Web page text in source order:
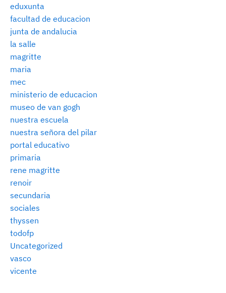
eduxunta
facultad de educacion
junta de andalucia
la salle
magritte
maria
mec
ministerio de educacion
museo de van gogh
nuestra escuela
nuestra señora del pilar
portal educativo
primaria
rene magritte
renoir
secundaria
sociales
thyssen
todofp
Uncategorized
vasco
vicente